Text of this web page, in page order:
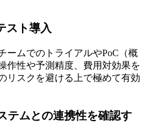
スト導入
ームでのトライアルやPoC（概
作性や予測精度、費用対効果を
リスクを避ける上で極めて有効
テムとの連携性を確認す